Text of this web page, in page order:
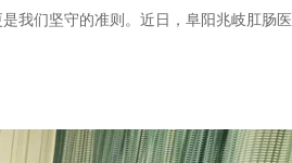
我们坚守的准则。近日，阜阳兆岐肛肠医